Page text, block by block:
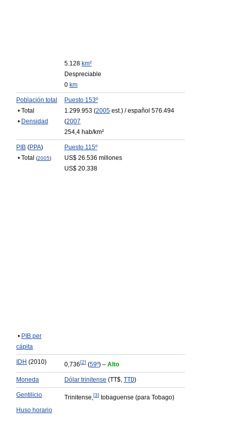
5.128 km²
Despreciable
0 km
Población total
• Total
• Densidad
Puesto 153º
1.299.953 (2005 est.) / español 576.494
(2007
254,4 hab/km²
PIB (PPA)
• Total (2005)
• PIB per
cápita
Puesto 115º
US$ 26.536 millones
US$ 20.338
IDH (2010) 0,736[2] (59º) – Alto
Moneda Dólar trinitense (TT$, TTD)
Gentilicio Trinitense,[3] tobaguense (para Tobago)
Huso horario